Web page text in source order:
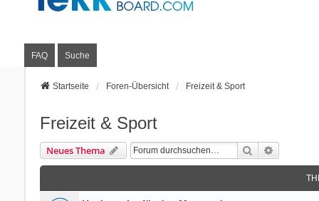
FAQ Suche
Startseite Foren-Übersicht Freizeit & Sport
Freizeit & Sport
Neues Thema Suche